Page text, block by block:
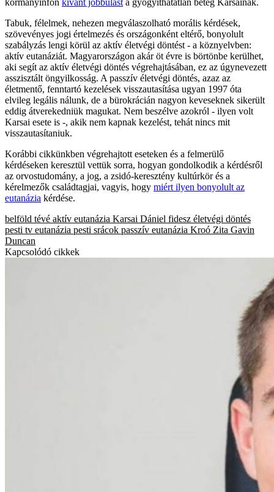
Tabuk, félelmek, nehezen megválaszolható morális kérdések,
szövevényes jogi értelmezés és országonként eltérő, bonyolult
szabályzás lengi körül az aktív életvégi döntést - a köznyelvben:
aktív eutanáziát. Magyarországon akár öt évre is börtönbe kerülhet,
aki segít az aktív életvégi döntés végrehajtásában, ez az úgynevezett
asszisztált öngyilkosság. A passzív életvégi döntés, azaz az
életmentő, fenntartó kezelések visszautasítása ugyan 1997 óta
elvileg legális nálunk, de a bürokrácián nagyon keveseknek sikerült
eddig átverekedniük magukat. Nem beszélve azokról - ilyen volt
Karsai esete is -, akik nem kapnak kezelést, tehát nincs mit
visszautasítaniuk.
Korábbi cikkünkben végrehajtott eseteken és a felmerülő
kérdéseken keresztül vettük sorra, hogyan gondolkodik a kérdésről
az orvostudomány, a jog, a zsidó-keresztény kultúrkör és a
kérelmezők családtagjai, vagyis, hogy miért ilyen bonyolult az
eutanázia kérdése.
belföld tévé aktív eutanázia Karsai Dániel fidesz életvégi döntés
pesti tv eutanázia pesti srácok passzív eutanázia Kroó Zita Gavin
Duncan
Kapcsolódó cikkek